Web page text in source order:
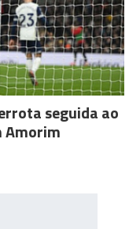
seguida ao
Amorim